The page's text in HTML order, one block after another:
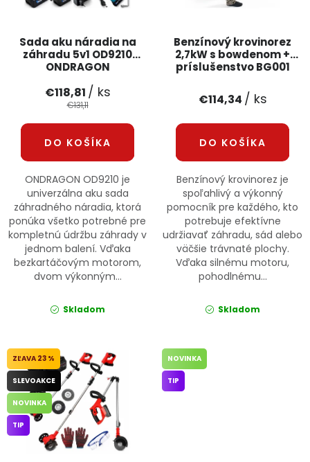
Sada aku náradia na
záhradu 5v1 OD9210
ONDRAGON
€118,81 / ks
€131,11
DO KOŠÍKA
ONDRAGON OD9210 je
univerzálna aku sada
záhradného náradia, ktorá
ponúka všetko potrebné pre
kompletnú údržbu záhrady v
jednom balení. Vďaka
bezkartáčovým motorom,
dvom výkonným...
Skladom
Benzínový krovinorez
2,7kW s bowdenom +
príslušenstvo BG001
€114,34 / ks
DO KOŠÍKA
Benzínový krovinorez je
spoľahlivý a výkonný
pomocník pre každého, kto
potrebuje efektívne
udržiavať záhradu, sád alebo
väčšie trávnaté plochy.
Vďaka silnému motoru,
pohodlnému...
Skladom
23 %
SLEVOAKCE
NOVINKA
TIP
NOVINKA
TIP